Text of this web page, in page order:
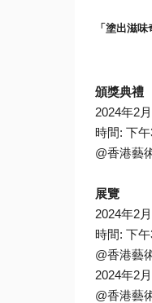
「塗出滋
頒獎典禮
2024年2月
時間: 下午
@香港藝
展覽
2024年2月
時間: 下午
@香港藝
2024年2月
@香港藝